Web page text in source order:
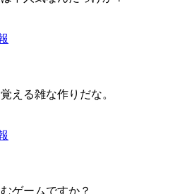
える雑な作りだな。
ゲームですか？